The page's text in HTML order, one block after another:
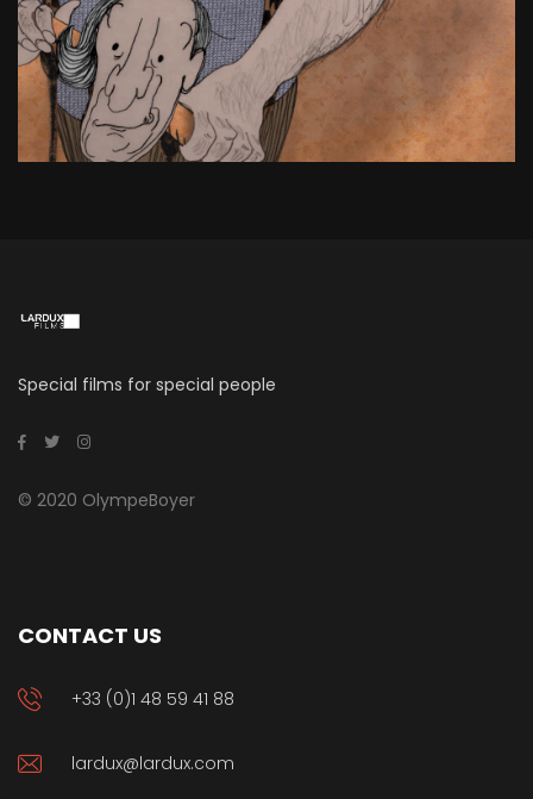
Special films for special people
© 2020 OlympeBoyer
CONTACT US
+33 (0)1 48 59 41 88
lardux@lardux.com